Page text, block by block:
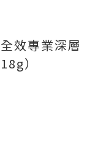
效專業深層
）